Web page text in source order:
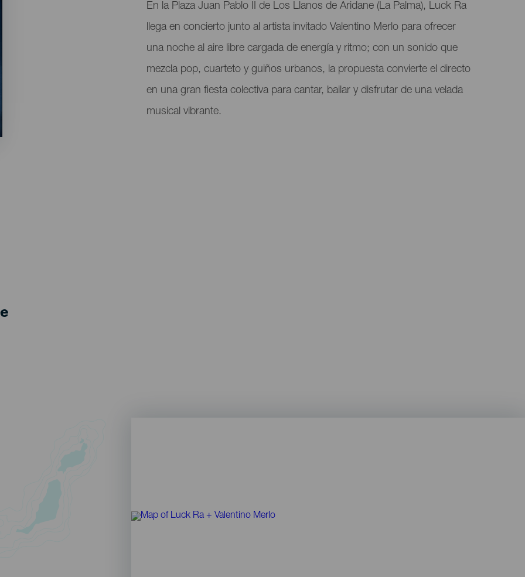
Descripción
del
evento
En la Plaza Juan Pablo II de Los Llanos de Aridane (La Palma), Luck Ra
llega en concierto junto al artista invitado Valentino Merlo para ofrecer
una noche al aire libre cargada de energía y ritmo; con un sonido que
mezcla pop, cuarteto y guiños urbanos, la propuesta convierte el directo
en una gran fiesta colectiva para cantar, bailar y disfrutar de una velada
musical vibrante.